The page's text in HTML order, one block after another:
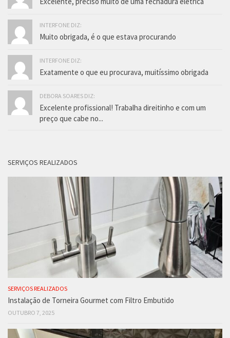
INTERFONE DIZ:
Muito obrigada, é o que estava procurando
INTERFONE DIZ:
Exatamente o que eu procurava, muitíssimo obrigada
DEBORA SOARES DIZ:
Excelente profissional! Trabalha direitinho e com um
preço que cabe no...
SERVIÇOS REALIZADOS
SERVIÇOS REALIZADOS
Instalação de Torneira Gourmet com Filtro Embutido
OUTUBRO 7, 2025